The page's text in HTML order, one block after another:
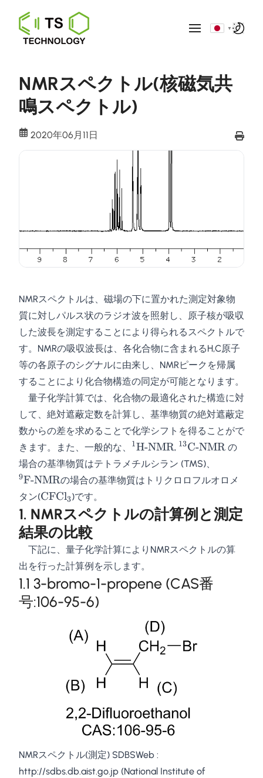
▼
NMRスペクトル(核磁気共
鳴スペクトル)
2020年06月11日
NMRスペクトルは、磁場の下に置かれた測定対象物
質に対しパルス状のラジオ波を照射し、原子核が吸収
した波長を測定することにより得られるスペクトルで
す。NMRの吸収波長は、各化合物に含まれるH,C原子
等の各原子のシグナルに由来し、NMRピークを帰属
することにより化合物構造の同定が可能となります。
量子化学計算では、化合物の最適化された構造に対
して、絶対遮蔽定数を計算し、基準物質の絶対遮蔽定
数からの差を求めることで化学シフトを得ることがで
きます。また、一般的な、 {}^1\mathrm{H}\text{-
NMR}
1H-NMR,
NMR}
13C-NMR の
場合の基準物質はテトラメチルシラン (TMS)、
NMR}
9F-NMRの場合の基準物質はトリクロロフルオロメ
タン(\mathrm{CFCl}_3
CFCl3)です。
1. NMRスペクトルの計算例と測定
結果の比較
下記に、量子化学計算によりNMRスペクトルの算
出を行った計算例を示します。
1.1 3-bromo-1-propene (CAS番
号:106-95-6)
NMRスペクトル(測定) SDBSWeb :
http://sdbs.db.aist.go.jp (National Institute of